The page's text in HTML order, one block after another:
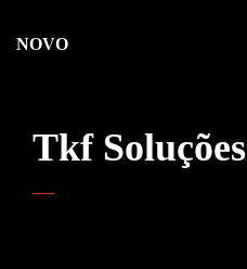
NOVO
Tkf Soluções